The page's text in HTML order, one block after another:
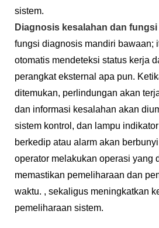
sistem.
Diagnosis kesalahan dan
fungsi diagnosis mandiri bawaan;
otomatis mendeteksi status kerja
perangkat eksternal apa pun.
ditemukan, perlindungan akan
dan informasi kesalahan akan
sistem kontrol, dan lampu
berkedip atau alarm akan
operator melakukan operasi yang
memastikan pemeliharaan dan
waktu. , sekaligus meningkatkan
pemeliharaan sistem.